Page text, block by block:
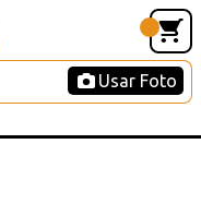
Usar Foto